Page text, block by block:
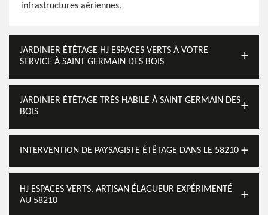
infrastructures aériennes.
JARDINIER ÉTÊTAGE HJ ESPACES VERTS À VOTRE
SERVICE À SAINT GERMAIN DES BOIS
JARDINIER ÉTÊTAGE TRÈS HABILE À SAINT GERMAIN DES
BOIS
INTERVENTION DE PAYSAGISTE ÉTÊTAGE DANS LE 58210
HJ ESPACES VERTS, ARTISAN ÉLAGUEUR EXPÉRIMENTÉ
AU 58210